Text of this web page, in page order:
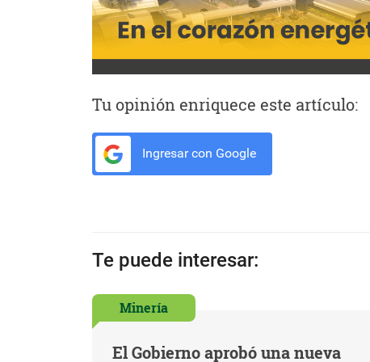
Tu opinión enriquece este artículo:
Ingresar con Google
Te puede interesar:
Minería
El Gobierno aprobó una nueva